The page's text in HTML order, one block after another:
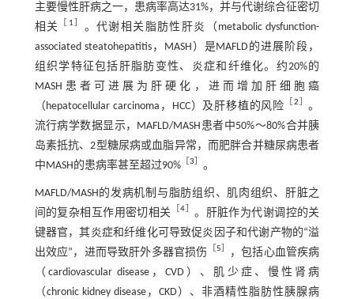
主要慢性肝病之一，患病率高达31%，并与代谢综合征密切
相关
［ 1］ 。代谢相关脂肪性肝炎（metabolic dysfunction-
associated steatohepatitis，MASH）是MAFLD的进展阶段，
组织学特征包括肝脂肪变性、炎症和纤维化。约20%的
MASH患者可进展为肝硬化，进而增加肝细胞癌
（hepatocellular carcinoma，HCC）及肝移植的风险 ［2］ 。
流行病学数据显示，MAFLD/MASH患者中50%～80%合并胰
岛素抵抗、2型糖尿病或血脂异常，而肥胖合并糖尿病患者
中MASH的患病率甚至超过90% ［3］ 。
MAFLD/MASH的发病机制与脂肪组织、肌肉组织、肝脏之
间的复杂相互作用密切相关
［4］ 。肝脏作为代谢调控的关
键器官，其炎症和纤维化可导致促炎因子和代谢产物的“溢
出效应”，进而导致肝外多器官损伤
［5］
，包括心血管疾病
（cardiovascular disease，CVD）、肌少症、慢性肾病
（chronic kidney disease，CKD）、非酒精性脂肪性胰腺病